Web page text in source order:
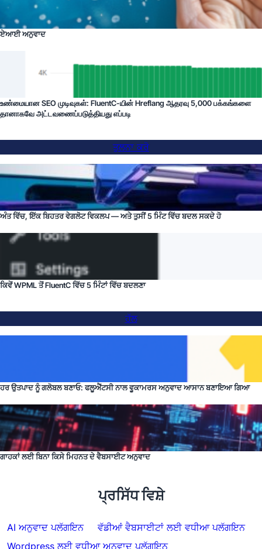
ਏਆਈ ਅਨੁਵਾਦ
உண்மையான SEO முடிவுகள்: FluentC-யின் Hreflang ஆதரவு 5,000 பக்கங்களை
தானாகவே அட்டவணைப்படுத்தியது எப்படி
ਤੁਲਨਾ ਕਰੋ
ਅੰਤ ਵਿੱਚ, ਇੱਕ ਬਿਹਤਰ ਵੇਗਲੋਟ ਵਿਕਲਪ — ਅਤੇ ਤੁਸੀਂ 5 ਮਿੰਟ ਵਿੱਚ ਬਦਲ ਸਕਦੇ ਹੋ
ਕਿਵੇਂ WPML ਤੋਂ FluentC ਵਿੱਚ 5 ਮਿੰਟਾਂ ਵਿੱਚ ਬਦਲਣਾ
ਹੱਲ
ਹਰ ਉਤਪਾਦ ਨੂੰ ਗਲੋਬਲ ਬਣਾਓ: ਫਲੂਐਂਟਸੀ ਨਾਲ ਵੂਕਾਮਰਸ ਅਨੁਵਾਦ ਆਸਾਨ ਬਣਾਇਆ ਗਿਆ
ਗਾਹਕਾਂ ਲਈ ਬਿਨਾ ਕਿਸੇ ਮਿਹਨਤ ਦੇ ਵੈਬਸਾਈਟ ਅਨੁਵਾਦ
ਪ੍ਰਸਿੱਧ ਵਿਸ਼ੇ
AI ਅਨੁਵਾਦ ਪਲੱਗਇਨ
ਵੱਡੀਆਂ ਵੈਬਸਾਈਟਾਂ ਲਈ ਵਧੀਆ ਪਲੱਗਇਨ
Wordpress ਲਈ ਵਧੀਆ ਅਨੁਵਾਦ ਪਲੱਗਇਨ